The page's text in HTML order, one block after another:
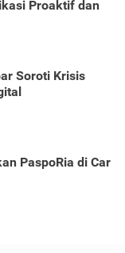
Proaktif dan
Soroti Krisis
PaspoRia di Car